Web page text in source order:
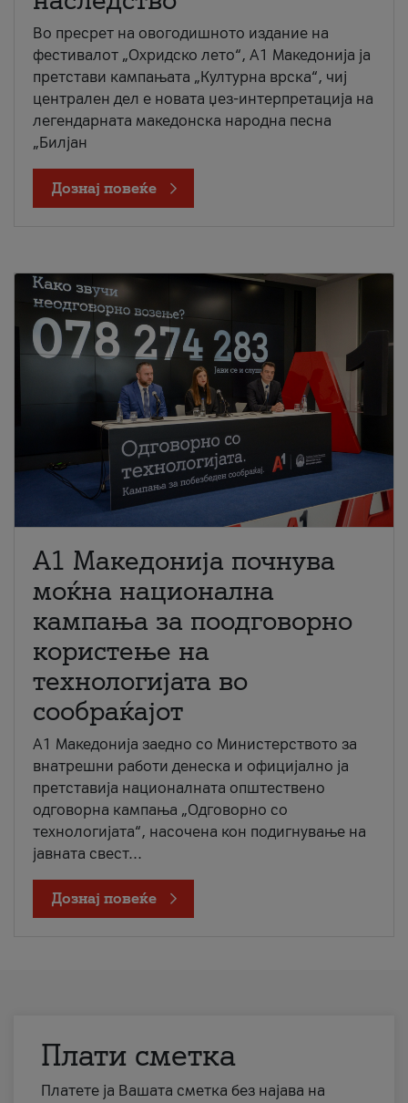
Во пресрет на овогодишното издание на
фестивалот „Охридско лето“, А1 Македонија ја
претстави кампањата „Културна врска“, чиј
централен дел е новата џез-интерпретација на
легендарната македонска народна песна
„Билјан
Дознај повеќе
A1 Македонија почнува
моќна национална
кампања за поодговорно
користење на
технологијата во
сообраќајот
A1 Македонија заедно со Министерството за
внатрешни работи денеска и официјално ја
претставија националната општествено
одговорна кампања „Одговорно со
технологијата“, насочена кон подигнување на
јавната свест...
Дознај повеќе
Плати сметка
Платете ја Вашата сметка без најава на